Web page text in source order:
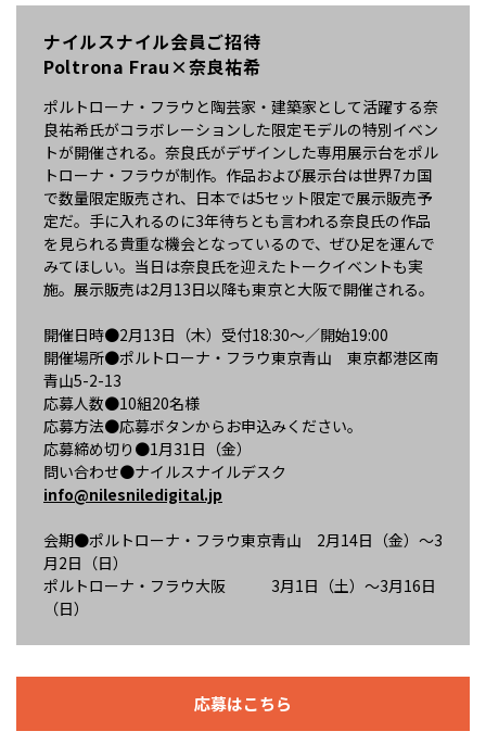
ナイルスナイル会員ご招待
Poltrona Frau×奈良祐希
ポルトローナ・フラウと陶芸家・建築家として活躍する奈
良祐希氏がコラボレーションした限定モデルの特別イベン
トが開催される。奈良氏がデザインした専用展示台をポル
トローナ・フラウが制作。作品および展示台は世界7カ国
で数量限定販売され、日本では5セット限定で展示販売予
定だ。手に入れるのに3年待ちとも言われる奈良氏の作品
を見られる貴重な機会となっているので、ぜひ足を運んで
みてほしい。当日は奈良氏を迎えたトークイベントも実
施。展示販売は2月13日以降も東京と大阪で開催される。
開催日時●2月13日（木）受付18:30～／開始19:00
開催場所●ポルトローナ・フラウ東京⻘⼭ 東京都港区南
⻘⼭5-2-13
応募人数●10組20名様
応募方法●応募ボタンからお申込みください。
応募締め切り●1月31日（金）
問い合わせ●ナイルスナイルデスク
info@nilesniledigital.jp
会期●ポルトローナ・フラウ東京⻘⼭ 2月14日（金）～3
月2日（日）
ポルトローナ・フラウ大阪 3月1日（土）～3月16日
（日）
応募はこちら